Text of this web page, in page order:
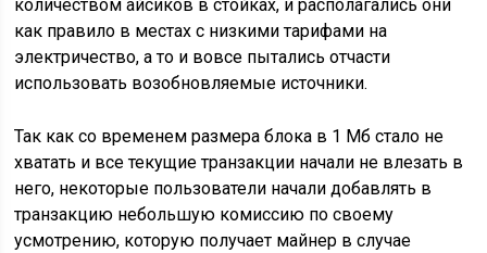
количеством айсиков в стойках, и располагались они
как правило в местах с низкими тарифами на
электричество, а то и вовсе пытались отчасти
использовать возобновляемые источники.
Так как со временем размера блока в 1 Мб стало не
хватать и все текущие транзакции начали не влезать в
него, некоторые пользователи начали добавлять в
транзакцию небольшую комиссию по своему
усмотрению, которую получает майнер в случае